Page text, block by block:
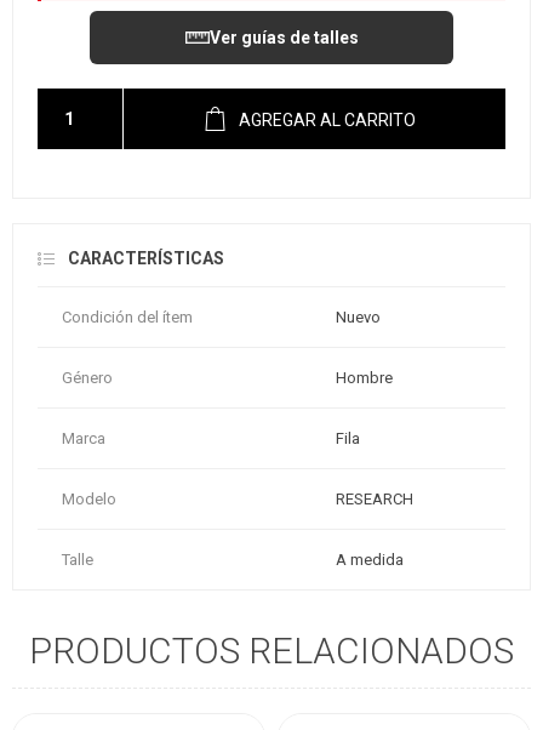
Ver guías de talles
AGREGAR AL CARRITO
CARACTERÍSTICAS
Condición del ítem Nuevo
Género Hombre
Marca Fila
Modelo RESEARCH
Talle A medida
PRODUCTOS RELACIONADOS